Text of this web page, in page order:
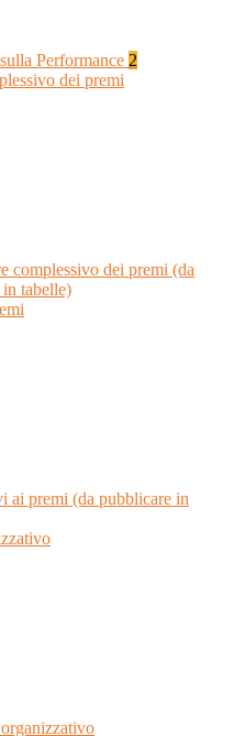
Performance 2
dei premi
complessivo dei premi (da
tabelle)
ai premi (da pubblicare in